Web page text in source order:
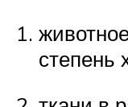
степень